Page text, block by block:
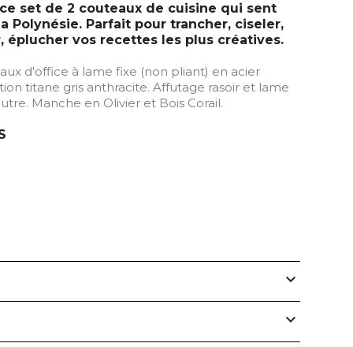
set de 2 couteaux de cuisine qui sent
Polynésie. Parfait pour trancher, ciseler,
éplucher vos recettes les plus créatives.
d'office à lame fixe (non pliant) en acier
titane gris anthracite. Affutage rasoir et lame
Manche en Olivier et Bois Corail.
expand_more
expand_more